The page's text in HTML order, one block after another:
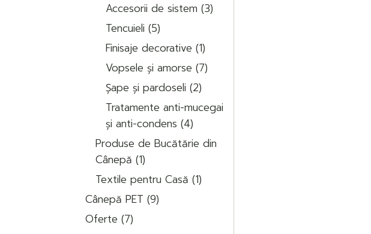
Accesorii de sistem 33
produse
Tencuieli 55
produse
Finisaje decorative 11
produs
Vopsele și amorse 77
produse
Șape și pardoseli 22
produse
Tratamente anti-mucegai
și anti-condens 44
produse
Produse de Bucătărie din
Cânepă 11
produs
Textile pentru Casă 11
produs
Cânepă PET 99
produse
Oferte 77
produse